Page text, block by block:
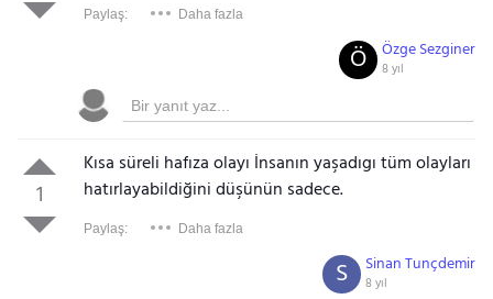
Paylaş: Daha fazla
Özge Sezginer
8 yıl
Ö
1
Kısa süreli hafıza olayı İnsanın yaşadıgı tüm olayları
hatırlayabildiğini düşünün sadece.
Paylaş: Daha fazla
Sinan Tunçdemir
8 yıl
S